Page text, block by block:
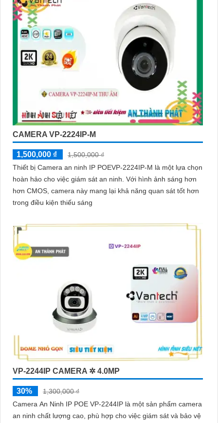
CAMERA VP-2224IP-M
1,500,000 ₫
1,500,000 ₫
Thiết bị Camera an ninh IP POEVP-2224IP-M là một lựa chọn
hoàn hảo cho việc giám sát an ninh. Với hình ảnh sáng hơn
hơn CMOS, camera này mang lại khả năng quan sát tốt hơn
trong điều kiện thiếu sáng
VP-2244IP CAMERA ✲ 4.0MP
30%
1,300,000 ₫
Camera An Ninh IP POE VP-2244IP là một sản phẩm camera
an ninh chất lượng cao, phù hợp cho việc giám sát và bảo vệ